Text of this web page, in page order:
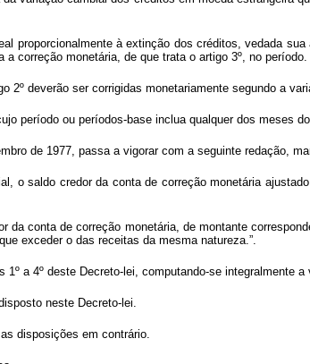
proporcionalmente à extinção dos créditos, vedada
correção monetária, de que trata o artigo 3º, no período.
2º deverão ser corrigidas monetariamente segundo a
período ou períodos-base inclua qualquer dos meses
de 1977, passa a vigorar com a seguinte redação,
o saldo credor da conta de correção monetária
da conta de correção monetária, de montante
exceder o das receitas da mesma natureza.”.
a 4º deste Decreto-lei, computando-se integralmente
neste Decreto-lei.
disposições em contrário.